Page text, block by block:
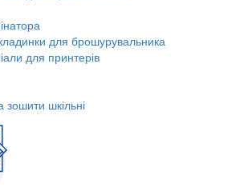
для брошурувальника
для принтерів
шкільні